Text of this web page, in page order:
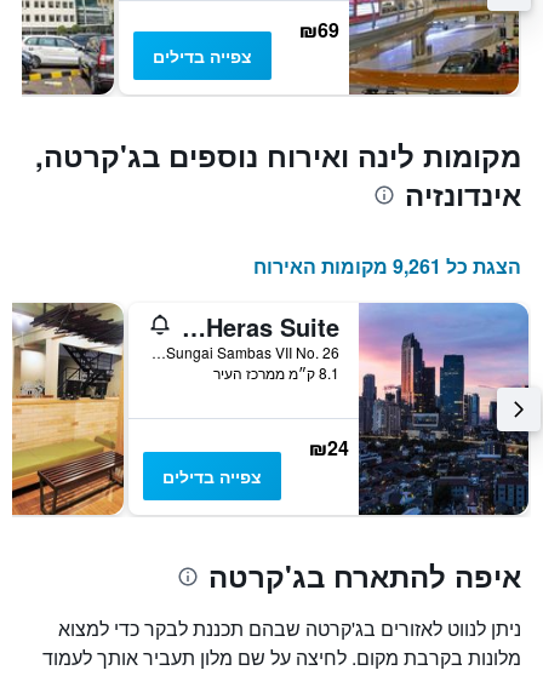
₪69
צפייה בדילים
מקומות לינה ואירוח נוספים בג'קרטה,
אינדונזיה
הצגת כל 9,261 מקומות האירוח
Pondok Heras Suite
Pondok Heras Suite, Jl. Sungai Sambas VII No. 26, ג'קרטה, אינדונזיה
8.1 ק״מ ממרכז העיר
₪24
צפייה בדילים
איפה להתארח בג'קרטה
ניתן לנווט לאזורים בג'קרטה שבהם תכננת לבקר כדי למצוא
מלונות בקרבת מקום. לחיצה על שם מלון תעביר אותך לעמוד